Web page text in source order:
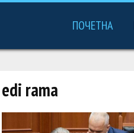
ПОЧЕТНА
edi rama